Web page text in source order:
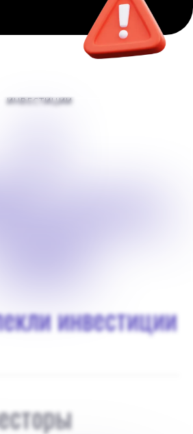
ИНВЕСТИЦИИ
$
долл.
инвестиции